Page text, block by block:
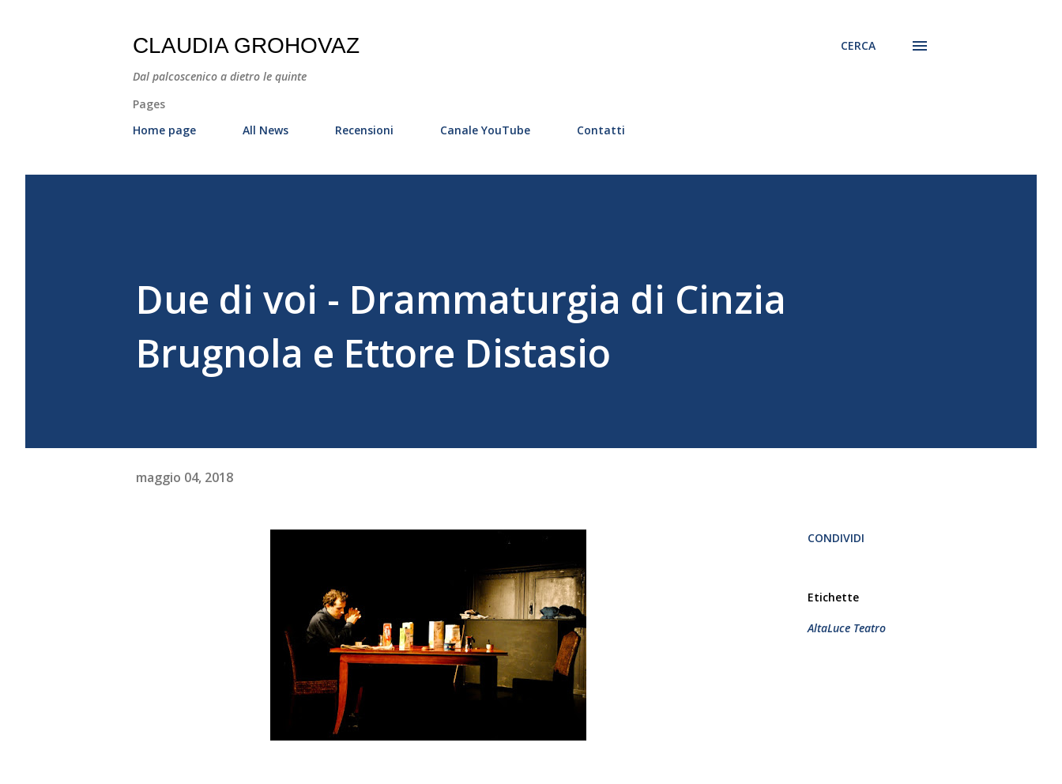
CLAUDIA GROHOVAZ
Dal palcoscenico a dietro le quinte
CERCA
Pages
Home page
All News Recensioni Canale YouTube Contatti
Due di voi - Drammaturgia di Cinzia
Brugnola e Ettore Distasio
maggio 04, 2018
CONDIVIDI
Etichette
AltaLuce Teatro